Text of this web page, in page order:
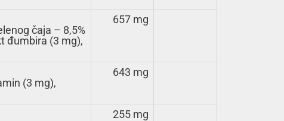
čaja – 8,5%
đumbira (3 mg),
657 mg
(3 mg),
643 mg
255 mg